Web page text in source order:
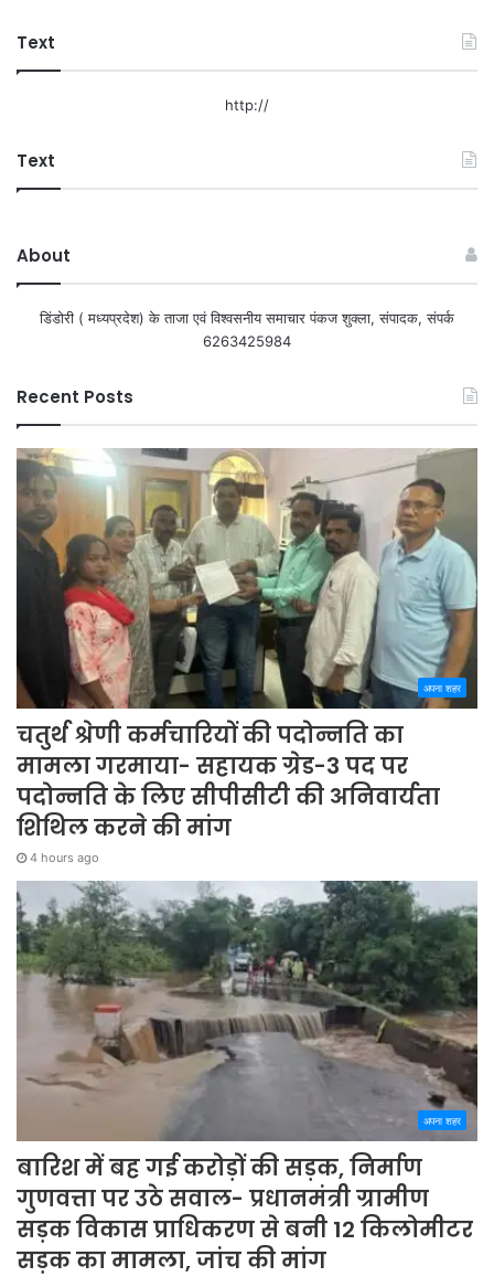
Text
http://
Text
About
डिंडोरी ( मध्यप्रदेश) के ताजा एवं विश्वसनीय समाचार पंकज शुक्ला, संपादक, संपर्क
6263425984
Recent Posts
अपना शहर
चतुर्थ श्रेणी कर्मचारियों की पदोन्नति का
मामला गरमाया- सहायक ग्रेड-3 पद पर
पदोन्नति के लिए सीपीसीटी की अनिवार्यता
शिथिल करने की मांग
4 hours ago
अपना शहर
बारिश में बह गई करोड़ों की सड़क, निर्माण
गुणवत्ता पर उठे सवाल- प्रधानमंत्री ग्रामीण
सड़क विकास प्राधिकरण से बनी 12 किलोमीटर
सड़क का मामला, जांच की मांग